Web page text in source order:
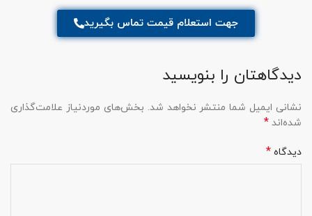
جهت استعلام قیمت تماس بگیرید
دیدگاهتان را بنویسید
نشانی ایمیل شما منتشر نخواهد شد. بخش‌های موردنیاز علامت‌گذاری
شده‌اند *
دیدگاه *